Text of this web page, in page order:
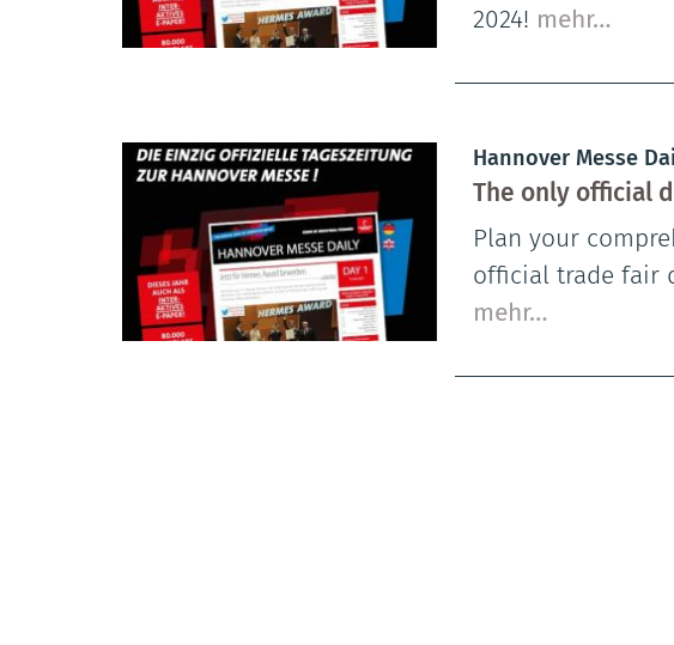
2024! mehr…
Hannover Messe
The only official
Plan your
official trade fair
mehr…